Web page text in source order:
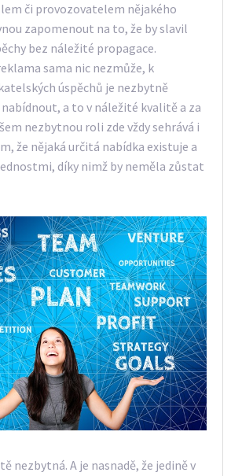
či provozovatelem nějakého
zapomenout na to, že by slavil
bez náležité propagace.
sama nic nezmůže, k
úspěchů je nezbytně
a to v náležité kvalitě a za
nezbytnou roli zde vždy sehrává i
že nějaká určitá nabídka existuje a
díky nimž by neměla zůstat
nezbytná. A je nasnadě, že jedině v